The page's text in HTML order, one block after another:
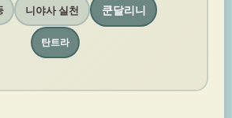
니야사 실천 쿤달리니
탄트라